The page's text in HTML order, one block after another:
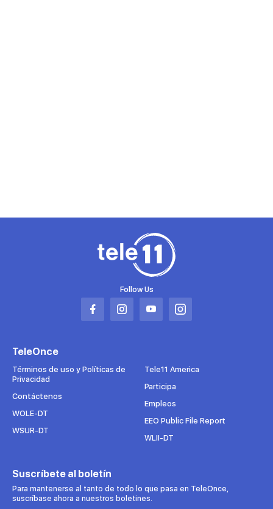
Follow Us
Abrir
pestaña
Abrir
pestaña
Abrir
pestaña
Abrir
pestaña
TeleOnce
Términos de uso y Políticas de
Privacidad
Contáctenos
WOLE-DT
WSUR-DT
Tele11 America
Participa
Empleos
EEO Public File Report
WLII-DT
Suscríbete al boletín
Para mantenerse al tanto de todo lo que pasa en TeleOnce,
suscríbase ahora a nuestros boletines.